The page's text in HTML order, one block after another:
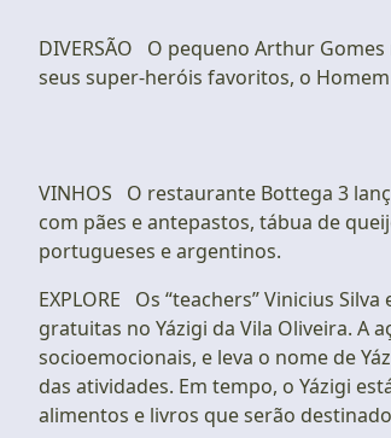
DIVERSÃO O pequeno Arthur
seus super-heróis favoritos, o
VINHOS O restaurante Bottega 3
com pães e antepastos, tábua de
portugueses e argentinos.
EXPLORE Os “teachers” Vinicius
gratuitas no Yázigi da Vila Oliveira. A
socioemocionais, e leva o nome de
das atividades. Em tempo, o Yázigi
alimentos e livros que serão